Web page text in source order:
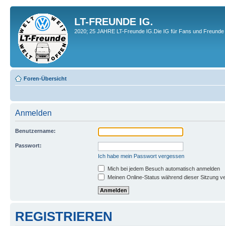
LT-FREUNDE IG.
2020; 25 JAHRE LT-Freunde IG.Die IG für Fans und
Foren-Übersicht
Anmelden
Benutzername:
Passwort:
Ich habe mein Passwort vergessen
Mich bei jedem Besuch automatisch anmelden
Meinen Online-Status während dieser Sitzung
REGISTRIEREN